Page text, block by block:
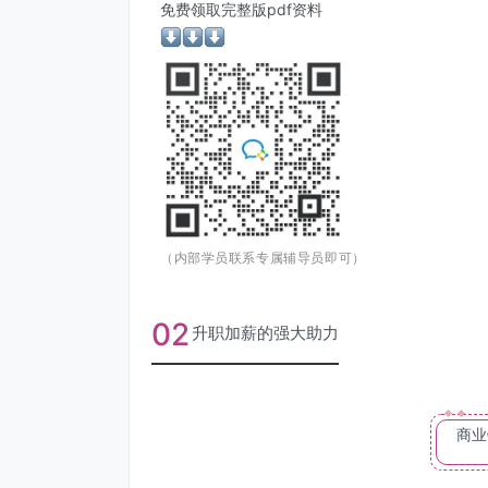
免费领取完整版pdf资料
（内部学员联系专属辅导员即可）
02 升职加薪的强大助力
商